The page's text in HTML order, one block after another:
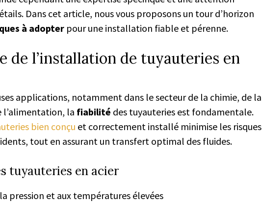
Dans cet article, nous vous proposons un tour d’horizon
à adopter pour une installation fiable et pérenne.
de l’installation de tuyauteries en
applications, notamment dans le secteur de la chimie, de la
la fiabilité des tuyauteries est fondamentale.
bien conçu et correctement installé minimise les risques
tout en assurant un transfert optimal des fluides.
tuyauteries en acier
pression et aux températures élevées